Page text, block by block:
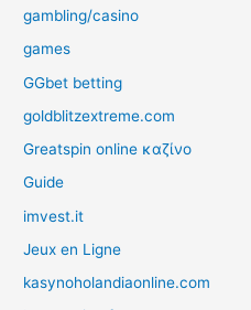
gambling/casino
games
GGbet betting
goldblitzextreme.com
Greatspin online καζίνο
Guide
imvest.it
Jeux en Ligne
kasynoholandiaonline.com